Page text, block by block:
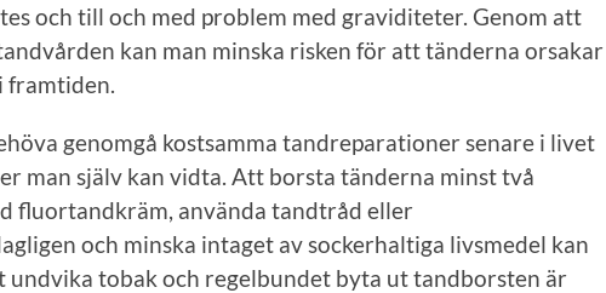
och till och med problem med graviditeter. Genom att
kan man minska risken för att tänderna orsakar
framtiden.
genomgå kostsamma tandreparationer senare i livet
man själv kan vidta. Att borsta tänderna minst två
fluortandkräm, använda tandtråd eller
och minska intaget av sockerhaltiga livsmedel kan
undvika tobak och regelbundet byta ut tandborsten är